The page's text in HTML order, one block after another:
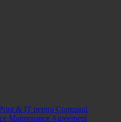
& IT pentru Companii
Maintenance Agreement